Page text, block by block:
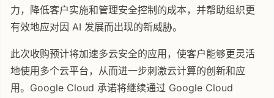
力，降低客户实施和管理安全控制的成本，并帮助组织更
有效地应对因 AI 发展而出现的新威胁。
此次收购预计将加速多云安全的应用，使客户能够更灵活
地使用多个云平台，从而进一步刺激云计算的创新和应
用。Google Cloud 承诺将继续通过 Google Cloud